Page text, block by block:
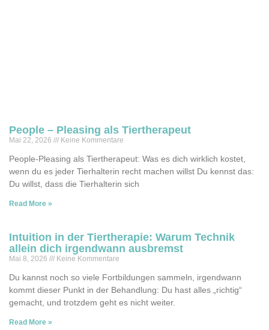
People – Pleasing als Tiertherapeut
Mai 22, 2026 Keine Kommentare
People-Pleasing als Tiertherapeut: Was es dich wirklich kostet,
wenn du es jeder Tierhalterin recht machen willst Du kennst das:
Du willst, dass die Tierhalterin sich
Read More »
Intuition in der Tiertherapie: Warum Technik
allein dich irgendwann ausbremst
Mai 8, 2026 Keine Kommentare
Du kannst noch so viele Fortbildungen sammeln, irgendwann
kommt dieser Punkt in der Behandlung: Du hast alles „richtig“
gemacht, und trotzdem geht es nicht weiter.
Read More »